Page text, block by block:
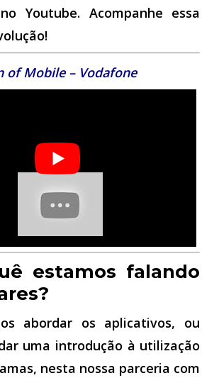
Youtube. Acompanhe essa
of Mobile – Vodafone
estamos falando
abordar os aplicativos, ou
uma introdução à utilização
nesta nossa parceria com